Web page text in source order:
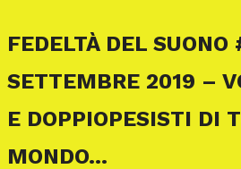
FEDELTÀ DEL
SETTEMBRE 2019 –
E DOPPIOPESISTI DI
MONDO…